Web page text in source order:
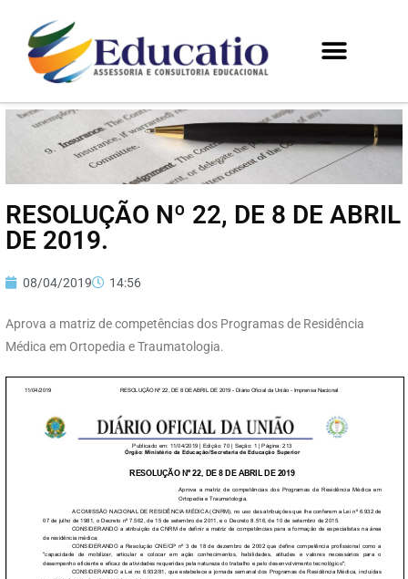
RESOLUÇÃO Nº 22, DE 8 DE ABRIL
DE 2019.
08/04/2019 14:56
Aprova a matriz de competências dos Programas de Residência
Médica em Ortopedia e Traumatologia.